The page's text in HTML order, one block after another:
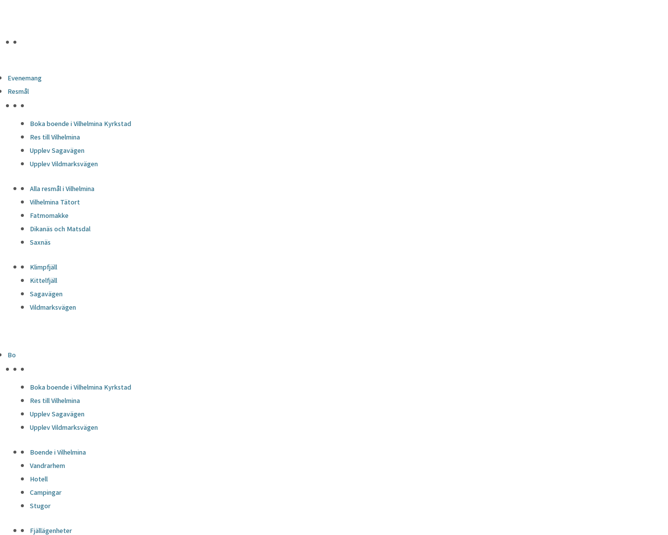
Evenemang
Resmål
Boka boende i Vilhelmina Kyrkstad
Res till Vilhelmina
Upplev Sagavägen
Upplev Vildmarksvägen
Alla resmål i Vilhelmina
Vilhelmina Tätort
Fatmomakke
Dikanäs och Matsdal
Saxnäs
Klimpfjäll
Kittelfjäll
Sagavägen
Vildmarksvägen
Bo
Boka boende i Vilhelmina Kyrkstad
Res till Vilhelmina
Upplev Sagavägen
Upplev Vildmarksvägen
Boende i Vilhelmina
Vandrarhem
Hotell
Campingar
Stugor
Fjällägenheter